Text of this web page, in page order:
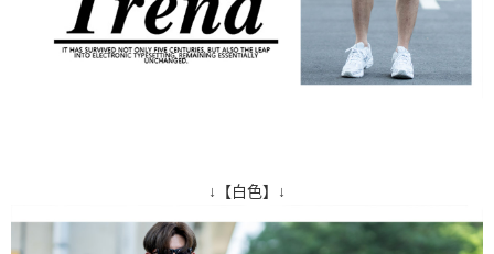
↓【白色】↓